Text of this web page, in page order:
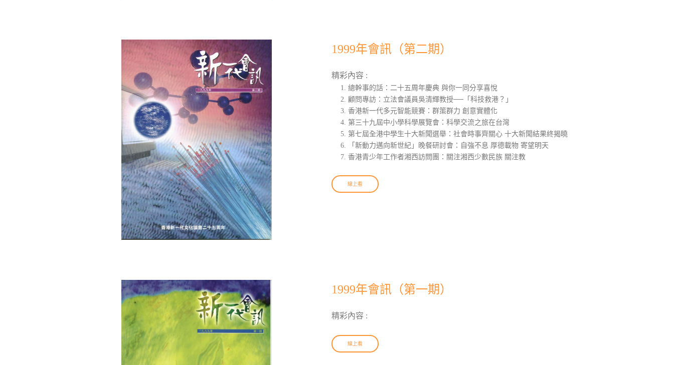
1999年會訊（第二期）
精彩內容 :
總幹事的話：二十五周年慶典 與你一同分享喜悅
顧問專訪：立法會議員吳清輝教授──「科技救港？」
香港新一代多元智能競賽：群策群力 創意實體化
第三十九屆中小學科學展覽會：科學交流之旅在台灣
第七屆全港中學生十大新聞選舉：社會時事齊關心 十大新聞結果終揭曉
「新動力邁向新世紀」晚餐研討會：自強不息 厚德載物 寄望明天
香港青少年工作者湘西訪問團：關注湘西少數民族 關注教
線上看
1999年會訊（第一期）
精彩內容 :
線上看